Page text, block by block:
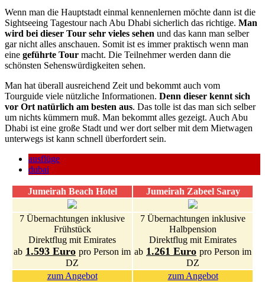
Wenn man die Hauptstadt einmal kennenlernen möchte dann ist die
Sightseeing Tagestour nach Abu Dhabi sicherlich das richtige. Man
wird bei dieser Tour sehr vieles sehen und das kann man selber
gar nicht alles anschauen. Somit ist es immer praktisch wenn man
eine geführte Tour macht. Die Teilnehmer werden dann die
schönsten Sehenswürdigkeiten sehen.
Man hat überall ausreichend Zeit und bekommt auch vom
Tourguide viele nützliche Informationen. Denn dieser kennt sich
vor Ort natürlich am besten aus. Das tolle ist das man sich selber
um nichts kümmern muß. Man bekommt alles gezeigt. Auch Abu
Dhabi ist eine große Stadt und wer dort selber mit dem Mietwagen
unterwegs ist kann schnell überfordert sein.
ausflüge
dubai
Jumeirah Beach Hotel Jumeirah Zabeel Saray
7 Übernachtungen inklusive
Frühstück
Direktflug mit Emirates
ab 1.593 Euro pro Person im
DZ
7 Übernachtungen inklusive
Halbpension
Direktflug mit Emirates
ab 1.261 Euro pro Person im
DZ
zum Angebot
zum Angebot